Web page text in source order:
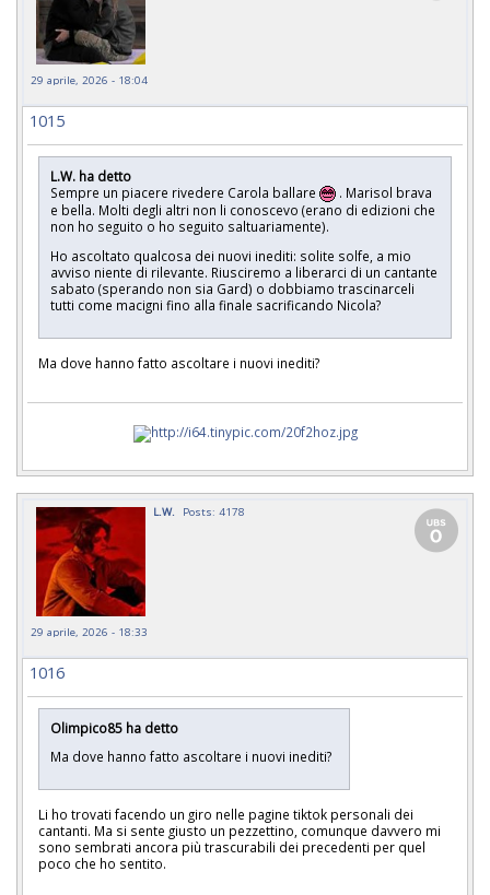
29 aprile, 2026 - 18:04
1015
L.W. ha detto
Sempre un piacere rivedere Carola ballare
. Marisol brava
e bella. Molti degli altri non li conoscevo (erano di edizioni che
non ho seguito o ho seguito saltuariamente).
Ho ascoltato qualcosa dei nuovi inediti: solite solfe, a mio
avviso niente di rilevante. Riusciremo a liberarci di un cantante
sabato (sperando non sia Gard) o dobbiamo trascinarceli
tutti come macigni fino alla finale sacrificando Nicola?
Ma dove hanno fatto ascoltare i nuovi inediti?
L.W. Posts: 4178
29 aprile, 2026 - 18:33
1016
Olimpico85 ha detto
Ma dove hanno fatto ascoltare i nuovi inediti?
Li ho trovati facendo un giro nelle pagine tiktok personali dei
cantanti. Ma si sente giusto un pezzettino, comunque davvero mi
sono sembrati ancora più trascurabili dei precedenti per quel
poco che ho sentito.